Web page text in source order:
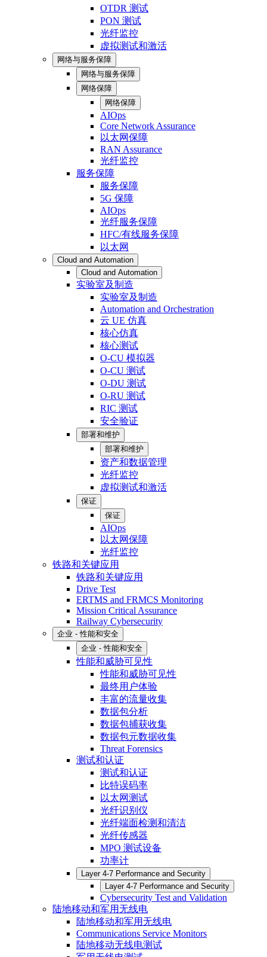
OTDR 测试
PON 测试
光纤监控
虚拟测试和激活
网络与服务保障
网络与服务保障
网络保障
网络保障
AIOps
Core Network Assurance
以太网保障
RAN Assurance
光纤监控
服务保障
服务保障
5G 保障
AIOps
光纤服务保障
HFC/有线服务保障
以太网
Cloud and Automation
Cloud and Automation
实验室及制造
实验室及制造
Automation and Orchestration
云 UE 仿真
核心仿真
核心测试
O-CU 模拟器
O-CU 测试
O-DU 测试
O-RU 测试
RIC 测试
安全验证
部署和维护
部署和维护
资产和数据管理
光纤监控
虚拟测试和激活
保证
保证
AIOps
以太网保障
光纤监控
铁路和关键应用
铁路和关键应用
Drive Test
ERTMS and FRMCS Monitoring
Mission Critical Assurance
Railway Cybersecurity
企业 - 性能和安全
企业 - 性能和安全
性能和威胁可见性
性能和威胁可见性
最终用户体验
丰富的流量收集
数据包分析
数据包捕获收集
数据包元数据收集
Threat Forensics
测试和认证
测试和认证
比特误码率
以太网测试
光纤识别仪
光纤端面检测和清洁
光纤传感器
MPO 测试设备
功率计
Layer 4-7 Performance and Security
Layer 4-7 Performance and Security
Cybersecurity Test and Validation
陆地移动和军用无线电
陆地移动和军用无线电
Communications Service Monitors
陆地移动无线电测试